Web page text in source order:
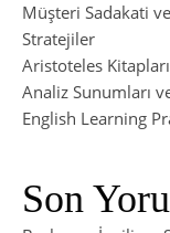
Müşteri Sadakati
Stratejiler
Aristoteles
Analiz Sunumları
English Learning
Son